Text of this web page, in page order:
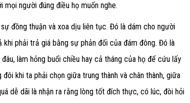
người đúng điều họ muốn nghe.
đồng thuận và xoa dịu liên tục. Đó là dám cho người
phải trả giá bằng sự phản đối của đám đông. Đó là
làm hỏng buổi chiều hay cả tháng của họ để cứu lấy
khi ta phải chọn giữa trung thành và chân thành, giữa
dễ dãi là nhận ra rằng lòng tốt đích thực, có lúc, đòi hỏi